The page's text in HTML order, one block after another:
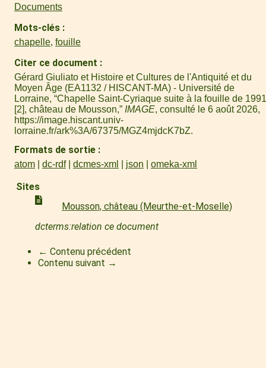
Documents
Mots-clés
chapelle, fouille
Citer ce document
Gérard Giuliato et Histoire et Cultures de l'Antiquité et du
Moyen Âge (EA1132 / HISCANT-MA) - Université de
Lorraine, “Chapelle Saint-Cyriaque suite à la fouille de 1991
[2], château de Mousson,” IMAGE, consulté le 6 août 2026,
https://image.hiscant.univ-
lorraine.fr/ark%3A/67375/MGZ4mjdcK7bZ.
Formats de sortie
atom dc-rdf dcmes-xml json omeka-xml
Sites
Mousson, château (Meurthe-et-Moselle)
dcterms:relation ce document
← Contenu précédent
Contenu suivant →